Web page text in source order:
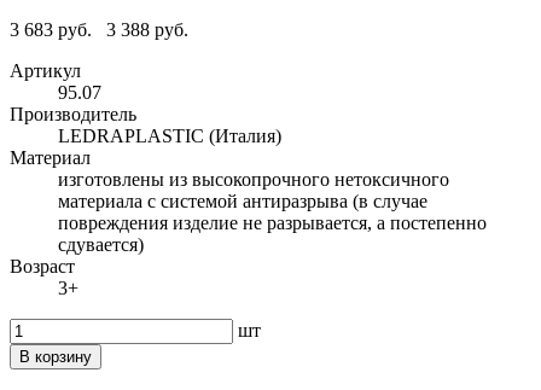
3 683 руб.
3 388 руб.
Артикул
95.07
Производитель
LEDRAPLASTIC (Италия)
Материал
изготовлены из высокопрочного нетоксичного
материала с системой антиразрыва (в случае
повреждения изделие не разрывается, а постепенно
сдувается)
Возраст
3+
шт
В корзину